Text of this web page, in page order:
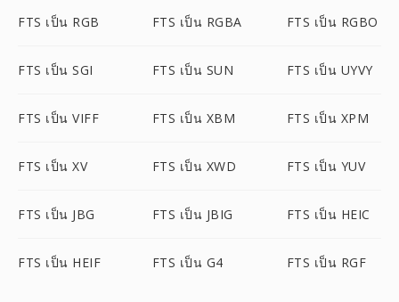
FTS เป็น RGB FTS เป็น RGBA FTS เป็น RGBO
FTS เป็น SGI FTS เป็น SUN FTS เป็น UYVY
FTS เป็น VIFF FTS เป็น XBM FTS เป็น XPM
FTS เป็น XV FTS เป็น XWD FTS เป็น YUV
FTS เป็น JBG FTS เป็น JBIG FTS เป็น HEIC
FTS เป็น HEIF FTS เป็น G4 FTS เป็น RGF